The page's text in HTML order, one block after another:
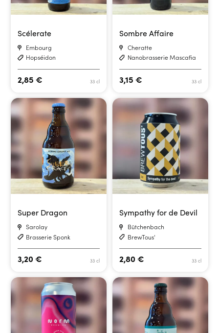
Scélerate
Embourg
Hopséidon
33 cl
2,85€
Sombre Affaire
Cheratte
Nanobrasserie Mascafia
33 cl
3,15 €
Super Dragon
Sarolay
Brasserie Sponk
33 cl
3,20€
Sympathy for de Devil
Bütchenbach
BrewTous'
33 cl
2,80 €